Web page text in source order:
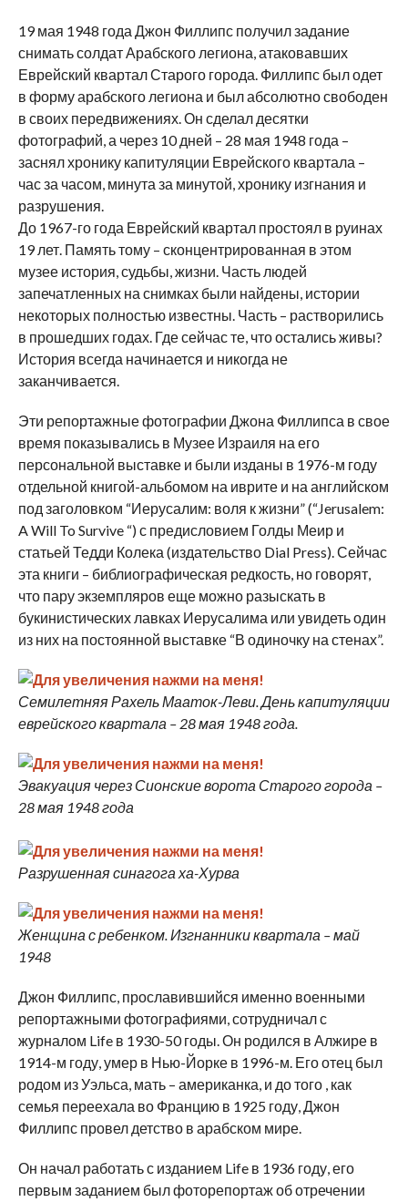
19 мая 1948 года Джон Филлипс получил задание
снимать солдат Арабского легиона, атаковавших
Еврейский квартал Старого города. Филлипс был одет
в форму арабского легиона и был абсолютно свободен
в своих передвижениях. Он сделал десятки
фотографий, а через 10 дней – 28 мая 1948 года –
заснял хронику капитуляции Еврейского квартала –
час за часом, минута за минутой, хронику изгнания и
разрушения.
До 1967-го года Еврейский квартал простоял в руинах
19 лет. Память тому – сконцентрированная в этом
музее история, судьбы, жизни. Часть людей
запечатленных на снимках были найдены, истории
некоторых полностью известны. Часть – растворились
в прошедших годах. Где сейчас те, что остались живы?
История всегда начинается и никогда не
заканчивается.
Эти репортажные фотографии Джона Филлипса в свое
время показывались в Музее Израиля на его
персональной выставке и были изданы в 1976-м году
отдельной книгой-альбомом на иврите и на английском
под заголовком “Иерусалим: воля к жизни” (“Jerusalem:
A Will To Survive “) с предисловием Голды Меир и
статьей Тедди Колека (издательство Dial Press). Сейчас
эта книги – библиографическая редкость, но говорят,
что пару экземпляров еще можно разыскать в
букинистических лавках Иерусалима или увидеть один
из них на постоянной выставке “В одиночку на стенах”.
Семилетняя Рахель Мааток-Леви. День капитуляции
еврейского квартала – 28 мая 1948 года.
Эвакуация через Сионские ворота Старого города –
28 мая 1948 года
Разрушенная синагога ха-Хурва
Женщина с ребенком. Изгнанники квартала – май
1948
Джон Филлипс, прославившийся именно военными
репортажными фотографиями, сотрудничал с
журналом Life в 1930-50 годы. Он родился в Алжире в
1914-м году, умер в Нью-Йорке в 1996-м. Его отец был
родом из Уэльса, мать – американка, и до того , как
семья переехала во Францию в 1925 году, Джон
Филлипс провел детство в арабском мире.
Он начал работать с изданием Life в 1936 году, его
первым заданием был фоторепортаж об отречении